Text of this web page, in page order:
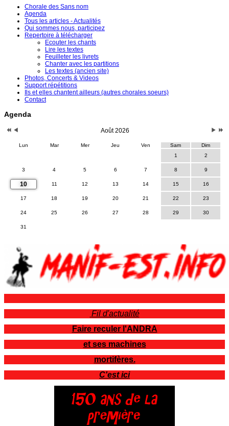
Chorale des Sans nom
Agenda
Tous les articles - Actualités
Qui sommes nous, participez
Repertoire à télécharger
Ecouter les chants
Lire les textes
Feuilleter les livrets
Chanter avec les partitions
Les textes (ancien site)
Photos, Concerts & Videos
Support répétitions
Ils et elles chantent ailleurs (autres chorales soeurs)
Contact
Agenda
Août 2026
Lun Mar Mer Jeu Ven Sam
Dim
1
2
3 4 5 6 7 8 9
10 11 12 13 14 15 16
17 18 19 20 21 22 23
24 25 26 27 28 29 30
31
Fil d'actualité
Faire reculer l'ANDRA
et ses machines
mortifères.
C'est ici